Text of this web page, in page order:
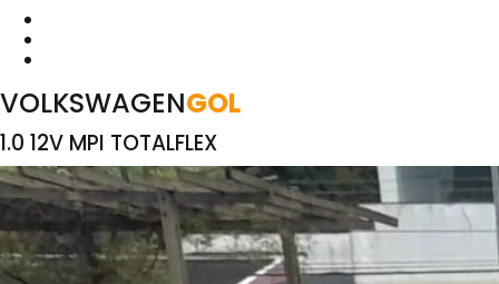
VOLKSWAGENGOL
1.0 12V MPI TOTALFLEX